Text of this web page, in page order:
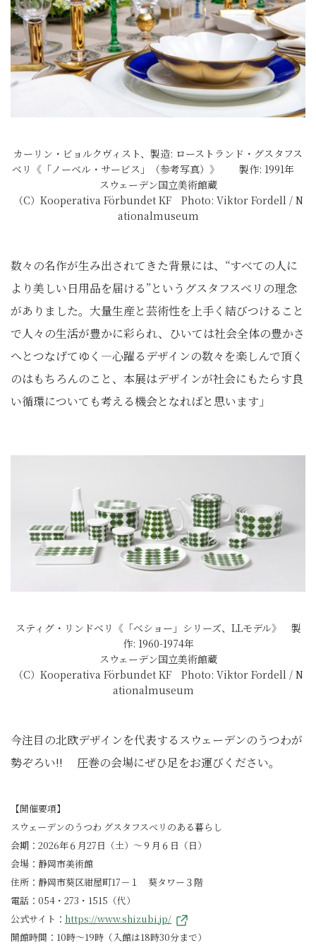
カーリン・ビョルクヴィスト、製造: ローストランド・グスタフス
ベリ《「ノーベル・サービス」（参考写真）》 製作: 1991年
スウェーデン国立美術館蔵
（C）Kooperativa Förbundet KF Photo: Viktor Fordell / N
ationalmuseum
数々の名作が生み出されてきた背景には、“すべての人に
より美しい日用品を届ける”というグスタフスベリの理念
がありました。大量生産と芸術性を上手く結びつけること
で人々の生活が豊かに彩られ、ひいては社会全体の豊かさ
へとつなげてゆく―心躍るデザインの数々を楽しんで頂く
のはもちろんのこと、本展はデザインが社会にもたらす良
い循環についても考える機会となればと思います」
スティグ・リンドベリ《「べショー」シリーズ、LLモデル》 製
作: 1960-1974年
スウェーデン国立美術館蔵
（C）Kooperativa Förbundet KF Photo: Viktor Fordell / N
ationalmuseum
今注目の北欧デザインを代表するスウェーデンのうつわが
勢ぞろい!! 圧巻の会場にぜひ足をお運びください。
【開催要項】
スウェーデンのうつわ グスタフスベリのある暮らし
会期：2026年６月27日（土）～９月６日（日）
会場：静岡市美術館
住所：静岡市葵区紺屋町17－１ 葵タワー３階
電話：054・273・1515（代）
公式サイト： https://www.shizubi.jp/
開館時間：10時～19時（入館は18時30分まで）